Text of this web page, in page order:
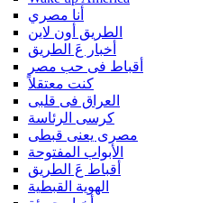
أنا مصري
الطريق أون لاين
أخبار عَ الطريق
أقباط فى حب مصر
كنت معتقلاً
العراق فى قلبى
كرسى الرئاسة
مصرى يعنى قبطى
الأبواب المفتوحة
أقباط عَ الطريق
الهوية القبطية